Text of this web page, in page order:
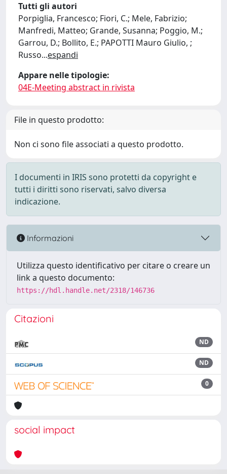
Tutti gli autori
Porpiglia, Francesco; Fiori, C.; Mele, Fabrizio;
Manfredi, Matteo; Grande, Susanna; Poggio, M.;
Garrou, D.; Bollito, E.; PAPOTTI Mauro Giulio, ;
Russo...espandi
Appare nelle tipologie:
04E-Meeting abstract in rivista
File in questo prodotto:
Non ci sono file associati a questo prodotto.
I documenti in IRIS sono protetti da copyright e
tutti i diritti sono riservati, salvo diversa
indicazione.
Informazioni
Utilizza questo identificativo per citare o creare un
link a questo documento:
https://hdl.handle.net/2318/146736
Citazioni
ND
ND
0
social impact